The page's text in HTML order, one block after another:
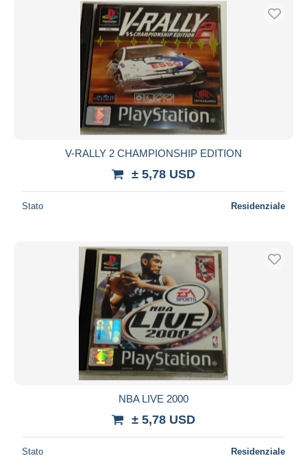
V-RALLY 2 CHAMPIONSHIP EDITION
± 5,78 USD
Stato Residenziale
NBA LIVE 2000
± 5,78 USD
Stato Residenziale